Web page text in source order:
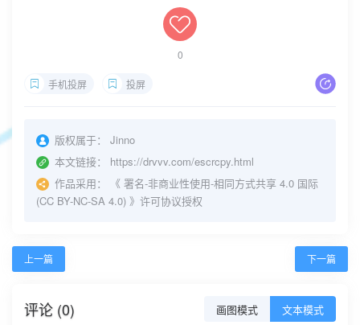
0
手机投屏 投屏
版权属于：
Jinno
本文链接：
https://drvvv.com/escrcpy.html
作品采用：
《 署名-非商业性使用-相同方式共享 4.0 国际
(CC BY-NC-SA 4.0) 》许可协议授权
上一篇 下一篇
评论 (0) 画图模式 文本模式